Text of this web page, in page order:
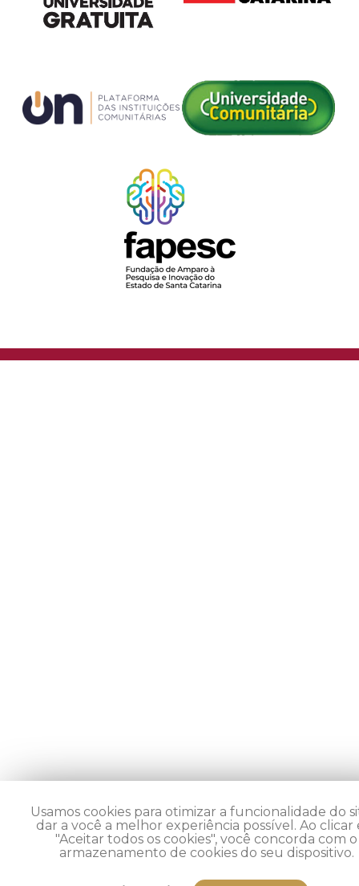
Usamos cookies para otimizar a funcionalidade do
dar a você a melhor experiência possível. Ao clicar
"Aceitar todos os cookies", você concorda com o
armazenamento de cookies do seu dispositivo.